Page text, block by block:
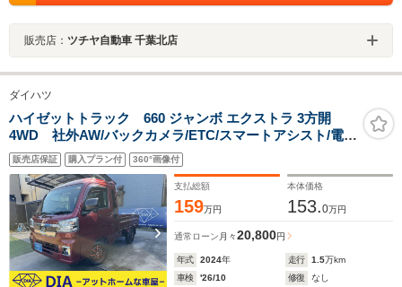
販売店： ツチヤ自動車 千葉北店
ダイハツ
ハイゼットトラック 660 ジャンボ エクストラ 3方開
4WD 社外AW/バックカメラ/ETC/スマートアシスト/電動
格納ミラー/LEDヘッドライト/スマートキー/プッシュスタ
ート
販売店保証 購入プラン付 360°画像付
支払総額
159万円
本体価格
153.0万円
通常ローン 月々20,800円
年式 2024年 走行 1.5万km
車検
'26/10 修復
なし